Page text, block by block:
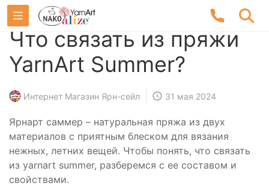
Что связать из пряжи
YarnArt Summer?
Интернет Магазин Ярн-сейл 31 мая 2024
Ярнарт саммер – натуральная пряжа из двух
материалов с приятным блеском для вязания
нежных, летних вещей. Чтобы понять, что связать
из yarnart summer, разберемся с ее составом и
свойствами.